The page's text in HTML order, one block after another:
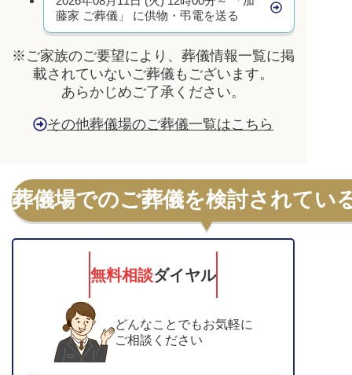
藤家 ご葬儀」 に供物・弔電を送る
※ご家族のご要望により、葬儀情報一覧に掲
載されていないご葬儀もございます。
あらかじめご了承ください。
その他葬儀場のご葬儀一覧はこちら
葬儀場でのご葬儀を検討されてい
無料相談ダイヤル
どんなことでもお気軽に
ご相談ください